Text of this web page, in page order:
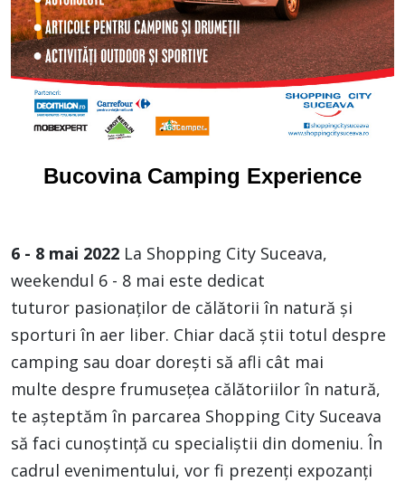
Bucovina Camping Experience
6 - 8 mai 2022 La Shopping City Suceava,
weekendul 6 - 8 mai este dedicat
tuturor pasionaților de călătorii în natură și
sporturi în aer liber. Chiar dacă știi totul despre
camping sau doar dorești să afli cât mai
multe despre frumusețea călătoriilor în natură,
te așteptăm în parcarea Shopping City Suceava
să faci cunoștință cu specialiștii din domeniu. În
cadrul evenimentului, vor fi prezenți expozanți